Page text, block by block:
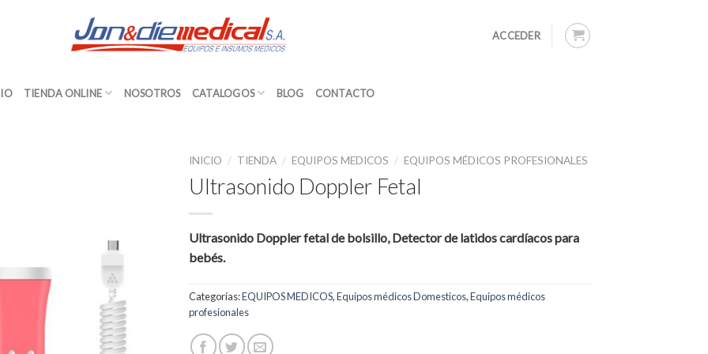
ACCEDER
TIENDA ONLINE NOSOTROS CATALOGOS BLOG CONTACTO
INICIO / TIENDA / EQUIPOS MEDICOS / EQUIPOS MÉDICOS PROFESIONALES
Ultrasonido Doppler Fetal
Ultrasonido Doppler fetal de bolsillo, Detector de latidos cardíacos para
bebés.
Categorías:EQUIPOS MEDICOS,Equipos médicos Domesticos,Equipos médicos
profesionales